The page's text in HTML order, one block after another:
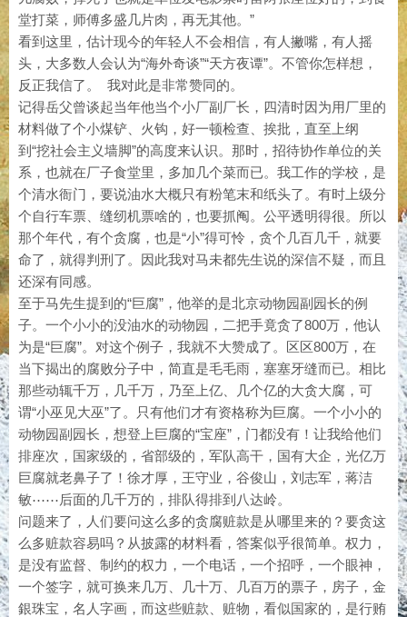
堂打菜，师傅多盛几片肉，再无其他。”
看到这里，估计现今的年轻人不会相信，有人撇嘴，有人摇
头，大多数人会认为“海外奇谈”“天方夜谭”。不管你怎样想，
反正我信了。 我对此是非常赞同的。
记得岳父曾谈起当年他当个小厂副厂长，四清时因为用厂里的
材料做了个小煤铲、火钩，好一顿检查、挨批，直至上纲
到“挖社会主义墙脚”的高度来认识。那时，招待协作单位的关
系，也就在厂子食堂里，多加几个菜而已。我工作的学校，是
个清水衙门，要说油水大概只有粉笔末和纸头了。有时上级分
个自行车票、缝纫机票啥的，也要抓阄。公平透明得很。所以
那个年代，有个贪腐，也是“小”得可怜，贪个几百几千，就要
命了，就得判刑了。因此我对马未都先生说的深信不疑，而且
还深有同感。
至于马先生提到的“巨腐”，他举的是北京动物园副园长的例
子。一个小小的没油水的动物园，二把手竟贪了800万，他认
为是“巨腐”。对这个例子，我就不大赞成了。区区800万，在
当下揭出的腐败分子中，简直是毛毛雨，塞塞牙缝而已。相比
那些动辄千万，几千万，乃至上亿、几个亿的大贪大腐，可
谓“小巫见大巫”了。只有他们才有资格称为巨腐。一个小小的
动物园副园长，想登上巨腐的“宝座”，门都没有！让我给他们
排座次，国家级的，省部级的，军队高干，国有大企，光亿万
巨腐就老鼻子了！徐才厚，王守业，谷俊山，刘志军，蒋洁
敏⋯⋯后面的几千万的，排队得排到八达岭。
问题来了，人们要问这么多的贪腐赃款是从哪里来的？要贪这
么多赃款容易吗？从披露的材料看，答案似乎很简单。权力，
是没有监督、制约的权力，一个电话，一个招呼，一个眼神，
一个签字，就可换来几万、几十万、几百万的票子，房子，金
銀珠宝，名人字画，而这些赃款、赃物，看似国家的，是行贿